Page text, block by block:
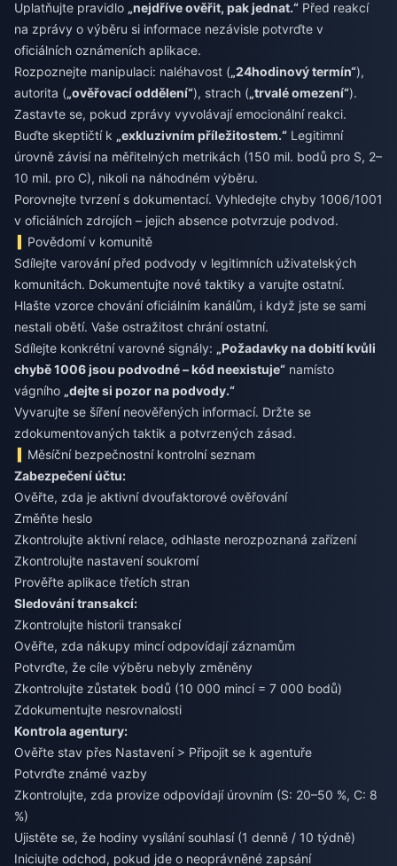
Uplatňujte pravidlo „nejdříve ověřit, pak jednat.“ Před reakcí
na zprávy o výběru si informace nezávisle potvrďte v
oficiálních oznámeních aplikace.
Rozpoznejte manipulaci: naléhavost („24hodinový termín“),
autorita („ověřovací oddělení“), strach („trvalé omezení“).
Zastavte se, pokud zprávy vyvolávají emocionální reakci.
Buďte skeptičtí k „exkluzivním příležitostem.“ Legitimní
úrovně závisí na měřitelných metrikách (150 mil. bodů pro S, 2–
10 mil. pro C), nikoli na náhodném výběru.
Porovnejte tvrzení s dokumentací. Vyhledejte chyby 1006/1001
v oficiálních zdrojích – jejich absence potvrzuje podvod.
Povědomí v komunitě
Sdílejte varování před podvody v legitimních uživatelských
komunitách. Dokumentujte nové taktiky a varujte ostatní.
Hlašte vzorce chování oficiálním kanálům, i když jste se sami
nestali obětí. Vaše ostražitost chrání ostatní.
Sdílejte konkrétní varovné signály: „Požadavky na dobití kvůli
chybě 1006 jsou podvodné – kód neexistuje“ namísto
vágního „dejte si pozor na podvody.“
Vyvarujte se šíření neověřených informací. Držte se
zdokumentovaných taktik a potvrzených zásad.
Měsíční bezpečnostní kontrolní seznam
Zabezpečení účtu:
Ověřte, zda je aktivní dvoufaktorové ověřování
Změňte heslo
Zkontrolujte aktivní relace, odhlaste nerozpoznaná zařízení
Zkontrolujte nastavení soukromí
Prověřte aplikace třetích stran
Sledování transakcí:
Zkontrolujte historii transakcí
Ověřte, zda nákupy mincí odpovídají záznamům
Potvrďte, že cíle výběru nebyly změněny
Zkontrolujte zůstatek bodů (10 000 mincí = 7 000 bodů)
Zdokumentujte nesrovnalosti
Kontrola agentury:
Ověřte stav přes Nastavení > Připojit se k agentuře
Potvrďte známé vazby
Zkontrolujte, zda provize odpovídají úrovním (S: 20–50 %, C: 8
%)
Ujistěte se, že hodiny vysílání souhlasí (1 denně / 10 týdně)
Iniciujte odchod, pokud jde o neoprávněné zapsání